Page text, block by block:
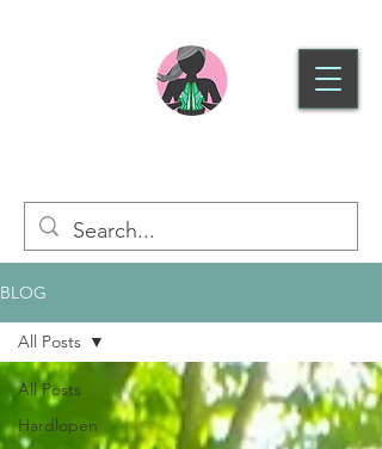
BLOG
All Posts
Hardlopen
All Posts